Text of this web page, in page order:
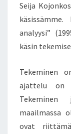
Seija
analyysi”
käsin
Tekeminen
ajattelu on
maailmassa
ovat